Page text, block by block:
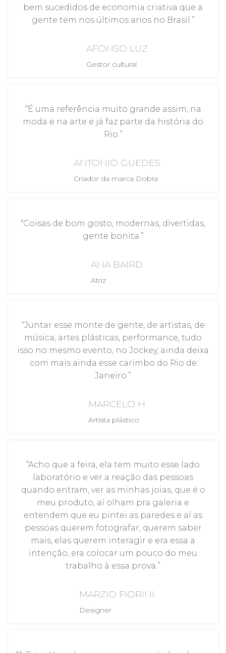
bem sucedidos de economia criativa que a
gente tem nos últimos anos no Brasil.”
AFONSO LUZ
Gestor cultural
“É uma referência muito grande assim, na
moda e na arte e já faz parte da história do
Rio.”
ANTONIO GUEDES
Criador da marca Dobra
“Coisas de bom gosto, modernas, divertidas,
gente bonita.”
ANA BAIRD
Atriz
“Juntar esse monte de gente, de artistas, de
música, artes plásticas, performance, tudo
isso no mesmo evento, no Jockey, ainda deixa
com mais ainda esse carimbo do Rio de
Janeiro.”
MARCELO H
Artista plástico
“Acho que a feira, ela tem muito esse lado
laboratório e ver a reação das pessoas
quando entram, ver as minhas joias, que é o
meu produto, aí olham pra galeria e
entendem que eu pintei as paredes e aí as
pessoas querem fotografar, querem saber
mais, elas querem interagir e era essa a
intenção, era colocar um pouco do meu
trabalho à essa prova.”
MARZIO FIORINI
Designer